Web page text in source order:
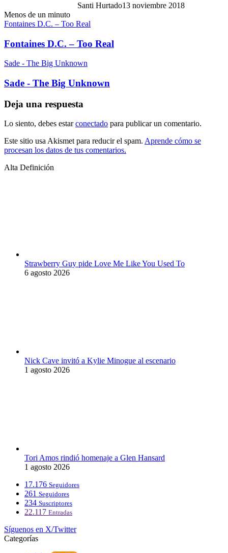
Santi Hurtado13 noviembre 2018
Menos de un minuto
Fontaines D.C. – Too Real
Fontaines D.C. – Too Real
Sade - The Big Unknown
Sade - The Big Unknown
Deja una respuesta
Lo siento, debes estarconectado para publicar un comentario.
Este sitio usa Akismet para reducir el spam. Aprende cómo se
procesan los datos de tus comentarios.
Alta Definición
Strawberry Guy pide Love Me Like You Used To
6 agosto 2026
Nick Cave invitó a Kylie Minogue al escenario
1 agosto 2026
Tori Amos rindió homenaje a Glen Hansard
1 agosto 2026
17.176 Seguidores
261 Seguidores
234 Suscriptores
22.117 Entradas
Síguenos en X/Twitter
Categorías